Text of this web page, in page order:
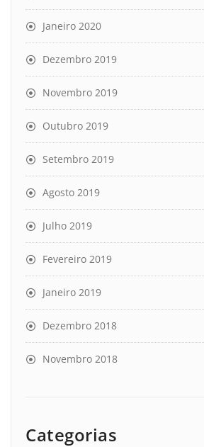
Janeiro 2020
Dezembro 2019
Novembro 2019
Outubro 2019
Setembro 2019
Agosto 2019
Julho 2019
Fevereiro 2019
Janeiro 2019
Dezembro 2018
Novembro 2018
Categorias